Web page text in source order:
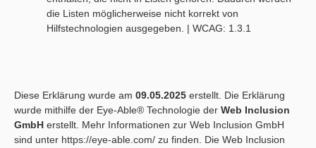
die Listen möglicherweise nicht korrekt von
Hilfstechnologien ausgegeben. | WCAG: 1.3.1
Diese Erklärung wurde am 09.05.2025 erstellt. Die Erklärung
wurde mithilfe der Eye-Able® Technologie der Web Inclusion
GmbH erstellt. Mehr Informationen zur Web Inclusion GmbH
sind unter https://eye-able.com/ zu finden. Die Web Inclusion